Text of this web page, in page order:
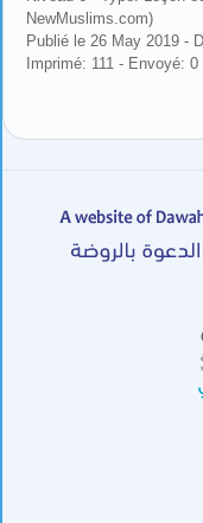
NewMuslims.com)
Publié le 26 May 2019 -
Imprimé: 111 - Envoyé: